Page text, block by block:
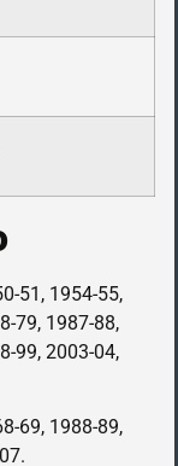
51, 1954-55,
79, 1987-88,
99, 2003-04,
69, 1988-89,